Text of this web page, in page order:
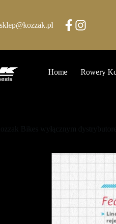
sklep@kozzak.pl
Home Rowery
Bikes wyłącznym